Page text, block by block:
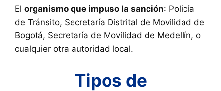
El organismo que impuso la sanción: Policía
de Tránsito, Secretaría Distrital de Movilidad de
Bogotá, Secretaría de Movilidad de Medellín, o
cualquier otra autoridad local.
Tipos de